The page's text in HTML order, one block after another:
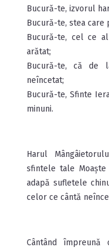
Bucură-te, izvorul
Bucură-te, stea care
Bucură-te, cel ce
arătat;
Bucură-te, că de
neîncetat;
Bucură-te, Sfinte
minuni.
Harul
sfintele tale Moaște
adapă su­fletele
celor ce cântă
Cântând